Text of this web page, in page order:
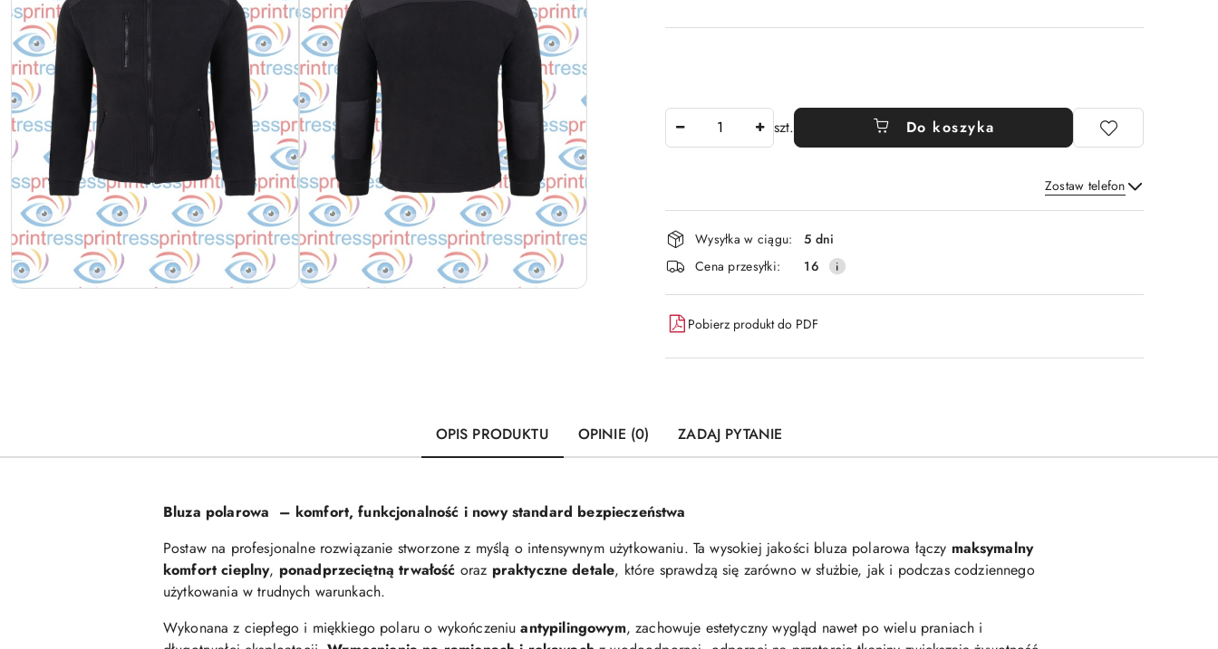
szt. Do koszyka
Zostaw telefon
Wyślij
Dostępność
i
dostawa
Wysyłka w ciągu:
5 dni
Cena przesyłki:
16
Pobierz produkt do PDF
OPIS PRODUKTU OPINIE (0) ZADAJ PYTANIE
Bluza polarowa – komfort, funkcjonalność i nowy standard bezpieczeństwa
Postaw na profesjonalne rozwiązanie stworzone z myślą o intensywnym użytkowaniu. Ta wysokiej jakości bluza polarowa łączy maksymalny
komfort cieplny, ponadprzeciętną trwałość oraz praktyczne detale, które sprawdzą się zarówno w służbie, jak i podczas codziennego
użytkowania w trudnych warunkach.
Wykonana z ciepłego i miękkiego polaru o wykończeniuantypilingowym, zachowuje estetyczny wygląd nawet po wielu praniach i